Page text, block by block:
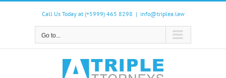
Skip
Call Us Today at (+5999) 465 8298 | info@triplea.law
Go to...